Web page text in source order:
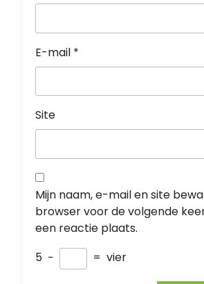
E-mail *
Site
Mijn naam, e-mail en site
browser voor de volgende
een reactie plaats.
5 − = vier